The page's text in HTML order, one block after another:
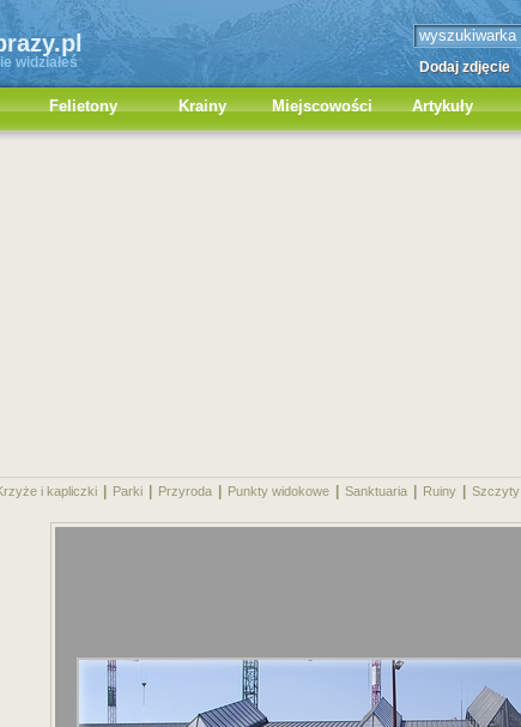
widziałeś Dodaj zdjęcie
Felietony Krainy Miejscowości Artykuły
i kapliczki Parki Przyroda Punkty widokowe Sanktuaria Ruiny Szczyty